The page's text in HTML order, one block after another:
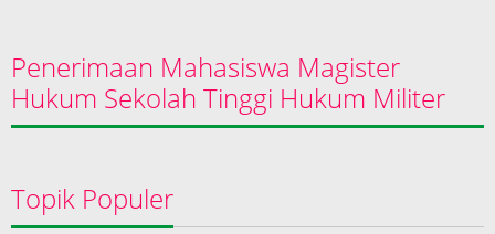
Penerimaan Mahasiswa Magister
Hukum Sekolah Tinggi Hukum Militer
Topik Populer